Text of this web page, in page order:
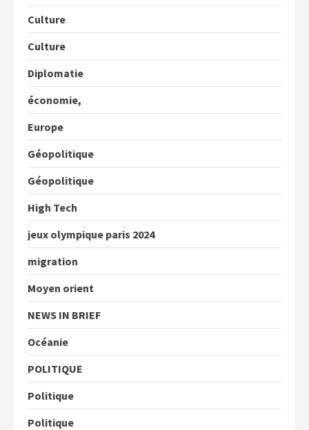
Culture
Culture
Diplomatie
économie,
Europe
Géopolitique
Géopolitique
High Tech
jeux olympique paris 2024
migration
Moyen orient
NEWS IN BRIEF
Océanie
POLITIQUE
Politique
Politique